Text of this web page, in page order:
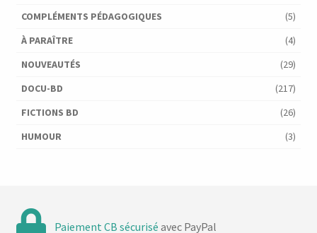
COMPLÉMENTS PÉDAGOGIQUES
(5)
À PARAÎTRE
(4)
NOUVEAUTÉS
(29)
DOCU-BD
(217)
FICTIONS BD
(26)
HUMOUR
(3)
Paiement CB sécurisé avec PayPal